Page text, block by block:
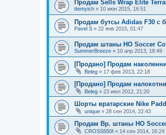
Продам Sells Wrap Elite
ttemyich » 10 июн 2015, 16:51
Продам бутсы Adidas F30 с
Pavel S » 22 янв 2015, 01:47
Продам штаны HO Soccer
SummerBreeze » 10 апр 2013, 18:49
[Продано] Продам
Beleg » 17 фев 2013, 22:18
[Продано] Продам
Beleg » 23 июл 2012, 21:20
Шорты вратарские Nike
unique » 28 сен 2014, 22:43
Продам Вр. штаны HO
CROSS550I » 14 сен 2014, 16:24